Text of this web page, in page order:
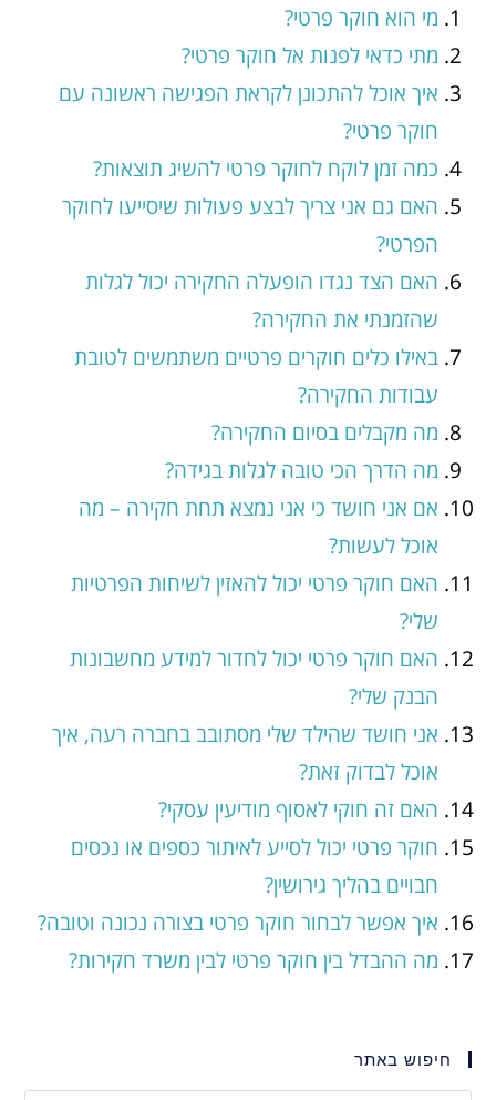
מי הוא חוקר פרטי?
מתי כדאי לפנות אל חוקר פרטי?
איך אוכל להתכונן לקראת הפגישה ראשונה עם
חוקר פרטי?
כמה זמן לוקח לחוקר פרטי להשיג תוצאות?
האם גם אני צריך לבצע פעולות שיסייעו לחוקר
הפרטי?
האם הצד נגדו הופעלה החקירה יכול לגלות
שהזמנתי את החקירה?
באילו כלים חוקרים פרטיים משתמשים לטובת
עבודות החקירה?
מה מקבלים בסיום החקירה?
מה הדרך הכי טובה לגלות בגידה?
אם אני חושד כי אני נמצא תחת חקירה – מה
אוכל לעשות?
האם חוקר פרטי יכול להאזין לשיחות הפרטיות
שלי?
האם חוקר פרטי יכול לחדור למידע מחשבונות
הבנק שלי?
אני חושד שהילד שלי מסתובב בחברה רעה, איך
אוכל לבדוק זאת?
האם זה חוקי לאסוף מודיעין עסקי?
חוקר פרטי יכול לסייע לאיתור כספים או נכסים
חבויים בהליך גירושין?
איך אפשר לבחור חוקר פרטי בצורה נכונה וטובה?
מה ההבדל בין חוקר פרטי לבין משרד חקירות?
חיפוש באתר